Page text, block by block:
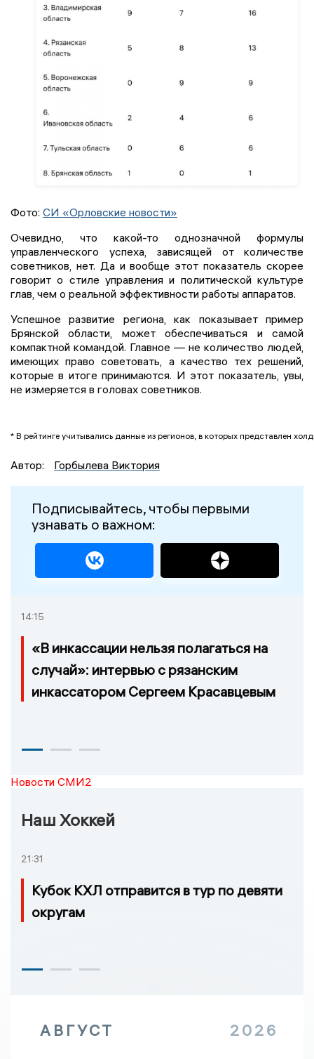
Фото: СИ «Орловские новости»
Очевидно, что какой-то однозначной формулы
управленческого успеха, зависящей от количестве
советников, нет. Да и вообще этот показатель скорее
говорит о стиле управления и политической культуре
глав, чем о реальной эффективности работы аппаратов.
Успешное развитие региона, как показывает пример
Брянской области, может обеспечиваться и самой
компактной командой. Главное — не количество людей,
имеющих право советовать, а качество тех решений,
которые в итоге принимаются. И этот показатель, увы,
не измеряется в головах советников.
* В рейтинге учитывались данные из регионов, в которых представлен
Автор: Горбылева Виктория
Подписывайтесь, чтобы первыми
узнавать о важном:
14:15
«В инкассации нельзя полагаться на
случай»: интервью с рязанским
инкассатором Сергеем Красавцевым
Новости СМИ2
Наш Хоккей
21:31
Кубок КХЛ отправится в тур по девяти
округам
АВГУСТ 2026